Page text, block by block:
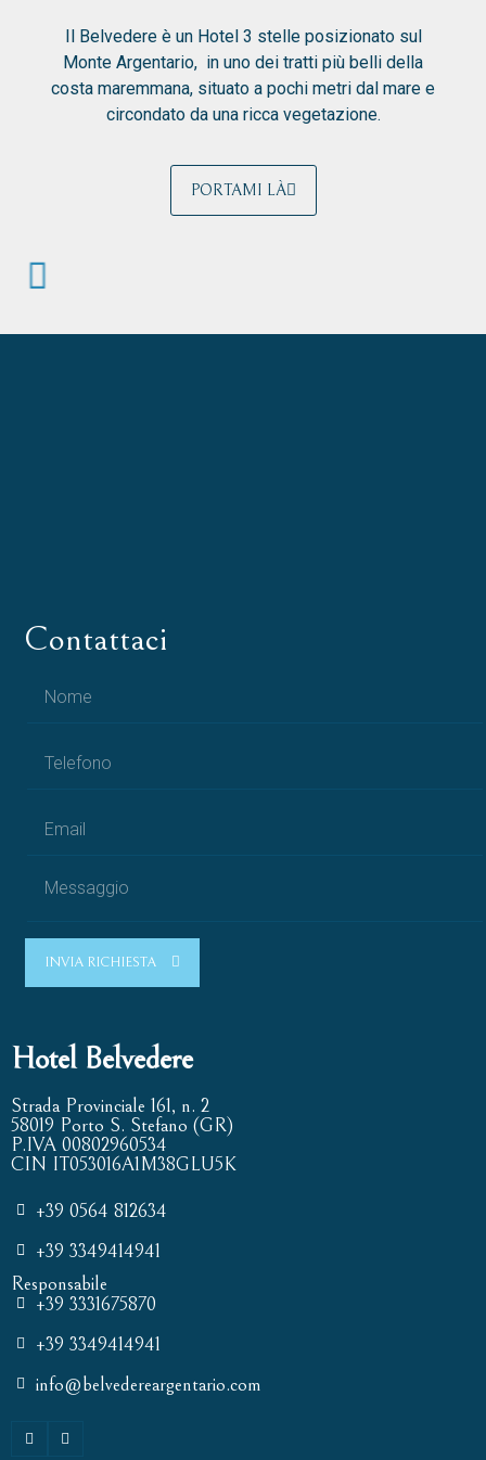
Il Belvedere è un Hotel 3 stelle posizionato sul
Monte Argentario, in uno dei tratti più belli della
costa maremmana, situato a pochi metri dal mare e
circondato da una ricca vegetazione.
PORTAMI LÀ
Contattaci
INVIA RICHIESTA
Hotel Belvedere
Strada Provinciale 161, n. 2
58019 Porto S. Stefano (GR)
P.IVA 00802960534
CIN IT053016A1M38GLU5K
+39 0564 812634
+39 3349414941
Responsabile
+39 3331675870
+39 3349414941
info@belvedereargentario.com